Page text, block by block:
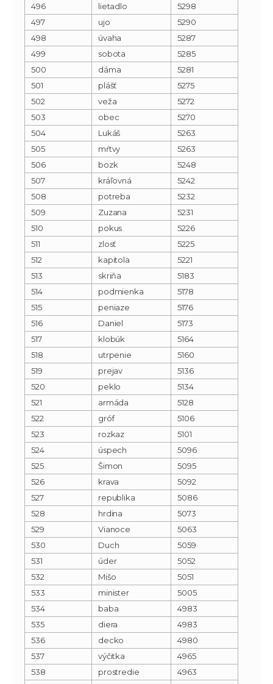
496
lietadlo
5298
497
ujo
5290
498
úvaha
5287
499
sobota
5285
500
dáma
5281
501
plášť
5275
502
veža
5272
503
obec
5270
504
Lukáš
5263
505
mŕtvy
5263
506
bozk
5248
507
kráľovná
5242
508
potreba
5232
509
Zuzana
5231
510
pokus
5226
511
zlosť
5225
512
kapitola
5221
513
skriňa
5183
514
podmienka
5178
515
peniaze
5176
516
Daniel
5173
517
klobúk
5164
518
utrpenie
5160
519
prejav
5136
520
peklo
5134
521
armáda
5128
522
gróf
5106
523
rozkaz
5101
524
úspech
5096
525
Šimon
5095
526
krava
5092
527
republika
5086
528
hrdina
5073
529
Vianoce
5063
530
Duch
5059
531
úder
5052
532
Mišo
5051
533
minister
5005
534
baba
4983
535
diera
4983
536
decko
4980
537
výčitka
4965
538
prostredie
4963